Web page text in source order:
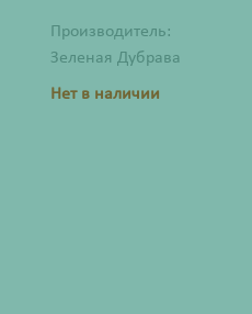
Производитель:
Зеленая Дубрава
Нет в наличии